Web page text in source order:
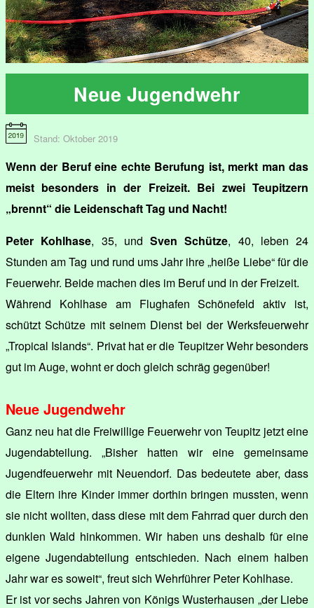
Neue Jugendwehr
Stand: Oktober 2019
Wenn der Beruf eine echte Berufung ist, merkt man das
meist besonders in der Freizeit. Bei zwei Teupitzern
„brennt“ die Leidenschaft Tag und Nacht!
Peter Kohlhase, 35, und Sven Schütze, 40, leben 24
Stunden am Tag und rund ums Jahr ihre „heiße Liebe“ für die
Feuerwehr. Beide machen dies im Beruf und in der Freizeit.
Während Kohlhase am Flughafen Schönefeld aktiv ist,
schützt Schütze mit seinem Dienst bei der Werksfeuerwehr
„Tropical Islands“. Privat hat er die Teupitzer Wehr besonders
gut im Auge, wohnt er doch gleich schräg gegenüber!
Neue Jugendwehr
Ganz neu hat die Freiwillige Feuerwehr von Teupitz jetzt eine
Jugendabteilung. „Bisher hatten wir eine gemeinsame
Jugendfeuerwehr mit Neuendorf. Das bedeutete aber, dass
die Eltern ihre Kinder immer dorthin bringen mussten, wenn
sie nicht wollten, dass diese mit dem Fahrrad quer durch den
dunklen Wald hinkommen. Wir haben uns deshalb für eine
eigene Jugendabteilung entschieden. Nach einem halben
Jahr war es soweit“, freut sich Wehrführer Peter Kohlhase.
Er ist vor sechs Jahren von Königs Wusterhausen „der Liebe